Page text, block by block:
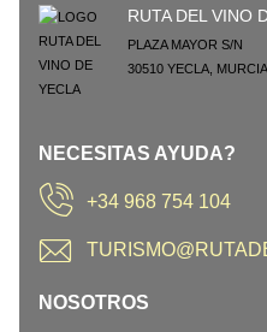
RUTA DEL VINO
PLAZA MAYOR S/N
30510 YECLA MURCIA
NECESITAS AYUDA?
+34 968 754 104
NOSOTROS